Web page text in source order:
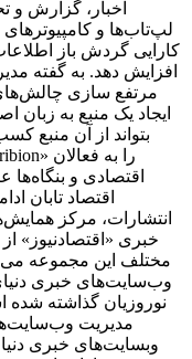
اخبار، گزارش و
لپ‌تاب‌ها و
کارایی گردش باز
افزایش دهد. به گفته
مرتفع سازی چالش‌های
ایجاد یک منبع به زبان
بتواند از آن منبع
اقتصادی و
اقتصاد تابان
انتشارات، مرکز
خبری «اقتصادنیوز»
مختلف این مجموعه
وب‌سایت‌های خبری
نوروزیان گذاشته
مدیریت
وبسایت‌های خبری